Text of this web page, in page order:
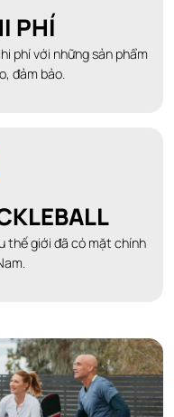
PHÍ
phí với những sản phẩm
đảm bảo.
thế giới đã có mặt chính